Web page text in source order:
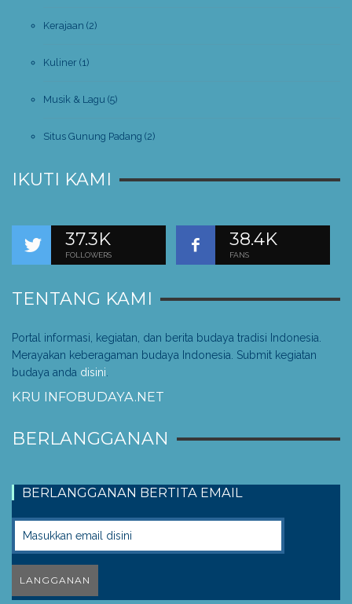
Kerajaan (2)
Kuliner (1)
Musik & Lagu (5)
Situs Gunung Padang (2)
IKUTI KAMI
37.3K
FOLLOWERS
38.4K
FANS
TENTANG KAMI
Portal informasi, kegiatan, dan berita budaya tradisi Indonesia.
Merayakan keberagaman budaya Indonesia. Submit kegiatan
budaya anda disini.
KRU INFOBUDAYA.NET
BERLANGGANAN
BERLANGGANAN BERTITA EMAIL